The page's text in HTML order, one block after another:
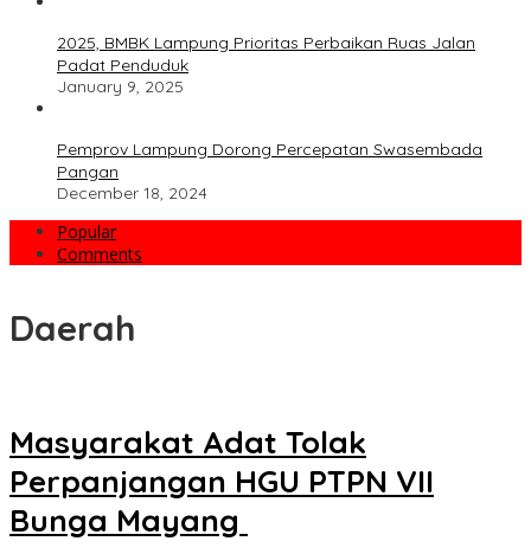
2025, BMBK Lampung Prioritas Perbaikan Ruas Jalan
Padat Penduduk
January 9, 2025
Pemprov Lampung Dorong Percepatan Swasembada
Pangan
December 18, 2024
Popular
Comments
Daerah
‎Masyarakat Adat Tolak
Perpanjangan HGU PTPN VII
Bunga Mayang ‎